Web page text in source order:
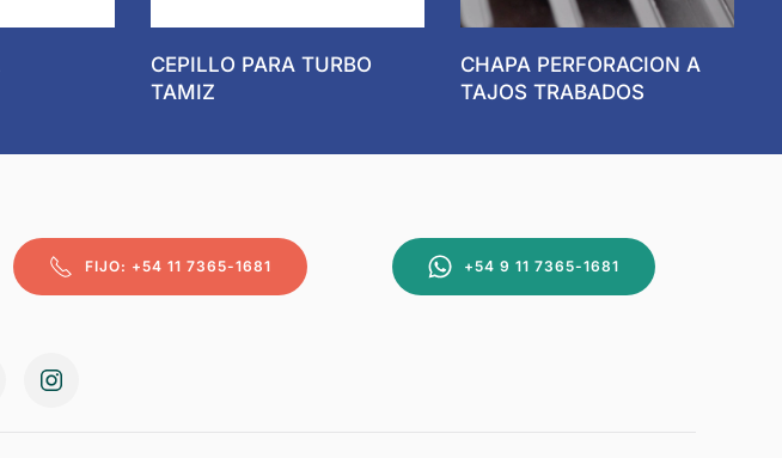
CEPILLO PARA TURBO
TAMIZ
CHAPA PERFORACION A
TAJOS TRABADOS
FIJO: +54 11 7365-1681 +54 9 11 7365-1681